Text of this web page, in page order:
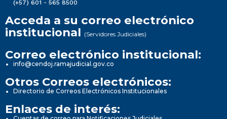
(+57) 601 - 565 8500
Acceda a su correo electrónico
institucional (Servidores Judiciales)
Correo electrónico institucional:
info@cendoj.ramajudicial.gov.co
Otros Correos electrónicos:
Directorio de Correos Electrónicos Institucionales
Enlaces de interés: